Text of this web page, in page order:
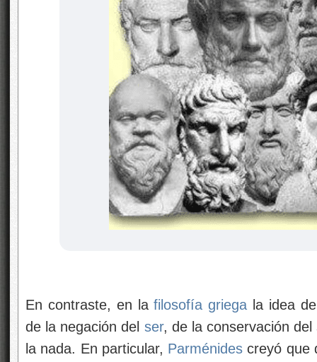
En contraste, en lafilosofía griega la idea
de la negación del ser, de la conservación
la nada. En particular, Parménides creyó que